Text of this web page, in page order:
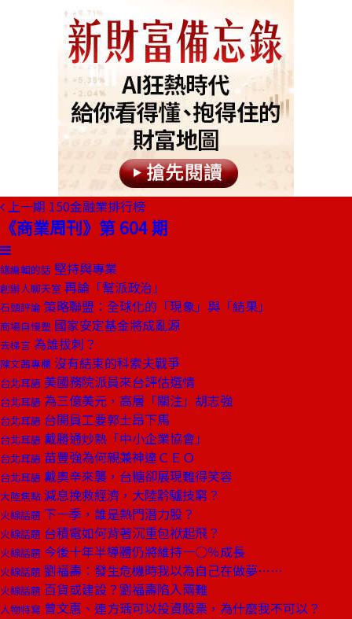
上一期 150金融業排行榜
《商業周刊》第 604 期
總編輯的話 堅持與專業
創辦人聊天室 再論「幫派政治」
石頭評論 策略聯盟：全球化的「現象」與「結果」
商場自慢塾 國家安定基金將成亂源
去梯言 為誰拔刺？
陳文茜專欄 沒有結束的科索夫戰爭
台北耳語 美國務院派員來台評估選情
台北耳語 為三億美元，高層「關注」胡志強
台北耳語 台開員工要郭士昂下馬
台北耳語 戴勝通炒熱「中小企業協會」
台北耳語 苗豐強為何親兼神達ＣＥＯ
台北耳語 戴奧辛來襲，台糖卻展現難得笑容
大陸焦點 減息挽救經濟，大陸黔驢技窮？
火線話題 下一季，誰是熱門潛力股？
火線話題 台積電如何背著沉重包袱起飛？
火線話題 今後十年半導體仍將維持一○％成長
火線話題 劉福壽：發生危機時我以為自己在做夢……
火線話題 百貨或建設？劉福壽陷入兩難
人物特寫 曾文惠、連方瑀可以投資股票，為什麼我不可以？